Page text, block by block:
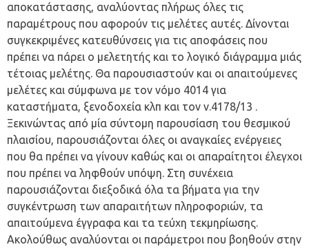
αποκατάστασης, αναλύοντας πλήρως όλες τις
παραμέτρους που αφορούν τις μελέτες αυτές. Δίνονται
συγκεκριμένες κατευθύνσεις για τις αποφάσεις που
πρέπει να πάρει ο μελετητής και το λογικό διάγραμμα μιάς
τέτοιας μελέτης. Θα παρουσιαστούν και οι απαιτούμενες
μελέτες και σύμφωνα με τον νόμο 4014 για
καταστήματα, ξενοδοχεία κλπ και τον ν.4178/13 .
Ξεκινώντας από μία σύντομη παρουσίαση του θεσμικού
πλαισίου, παρουσιάζονται όλες οι αναγκαίες ενέργειες
που θα πρέπει να γίνουν καθώς και οι απαραίτητοι έλεγχοι
που πρέπει να ληφθούν υπόψη. Στη συνέχεια
παρουσιάζονται διεξοδικά όλα τα βήματα για την
συγκέντρωση των απαραιτήτων πληροφοριών, τα
απαιτούμενα έγγραφα και τα τεύχη τεκμηρίωσης.
Ακολούθως αναλύονται οι παράμετροι που βοηθούν στην